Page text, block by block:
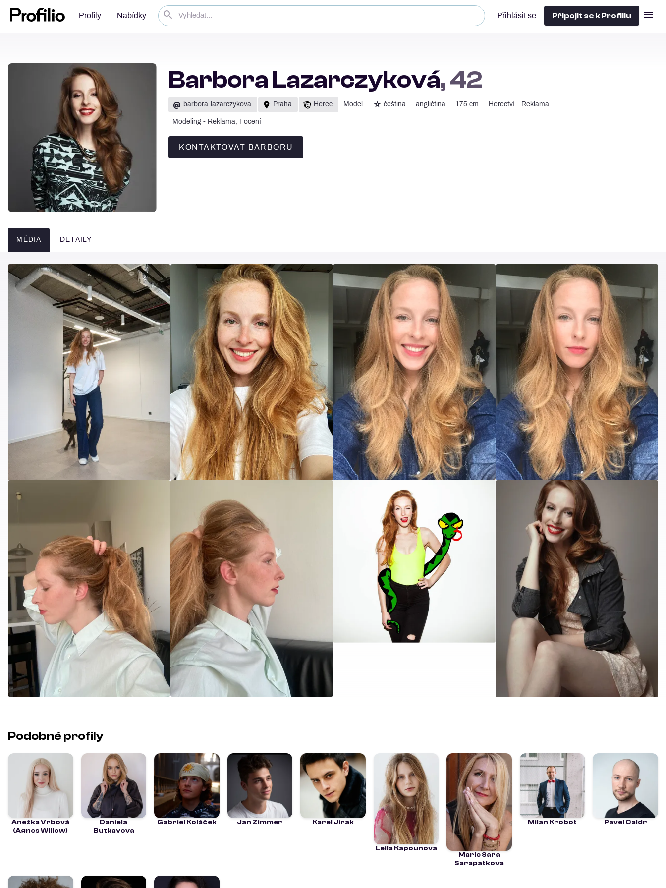
Profily Nabídky Přihlásit se Připojit se k Profiliu
Barbora Lazarczyková, 42
@ barbora-lazarczykova Praha Herec Model ☆ čeština angličtina 175 cm Herectví - Reklama
Modeling - Reklama, Focení
KONTAKTOVAT BARBORU
MÉDIA DETAILY
Média
Podobné profily
Anežka Vrbová
(Agnes Willow)
Daniela
Butkayova
Gabriel Koláček Jan Zimmer Karel Jirak
Leila Kapounova
Marie Sara
Sarapatkova
Milan Krobot Pavel Caldr